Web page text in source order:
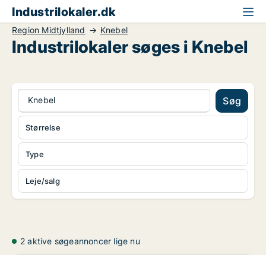
Industrilokaler.dk
Region Midtjylland Knebel
Industrilokaler søges i Knebel
Knebel Søg
Type
Leje/salg
Størrelse
2 aktive søgeannoncer lige nu